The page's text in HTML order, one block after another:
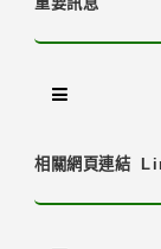
相關網頁連結